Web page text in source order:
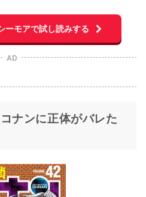
ーモアで試し読みする
AD
ナンに正体がバレた